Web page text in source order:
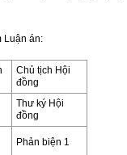
Luận án:
Chủ tịch Hội
đồng
Thư ký Hội
đồng
Phản biện 1